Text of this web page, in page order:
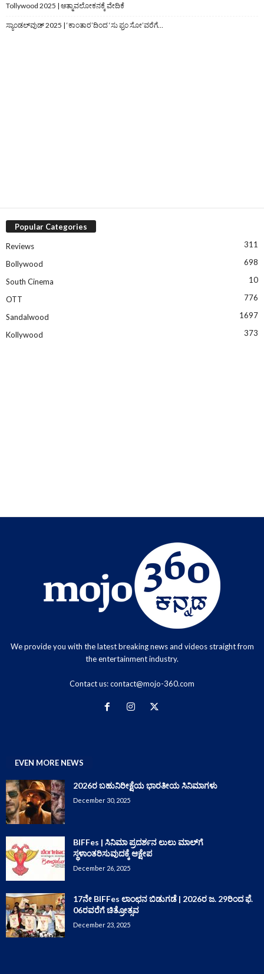
Tollywood 2025 | ಆತ್ಮಾವಲೋಕನಕ್ಕೆ ವೇದಿಕೆ
ಸ್ಯಾಂಡಲ್‌ವುಡ್‌ 2025 | ‘ಕಾಂತಾರ’ದಿಂದ ‘ಸು ಫ್ರಂ ಸೋ’ವರೆಗೆ…
Popular Categories
Reviews 311
Bollywood 698
South Cinema 10
OTT 776
Sandalwood 1697
Kollywood 373
We provide you with the latest breaking news and videos straight from
the entertainment industry.
Contact us:contact@mojo-360.com
EVEN MORE NEWS
2026ರ ಬಹುನಿರೀಕ್ಷೆಯ ಭಾರತೀಯ ಸಿನಿಮಾಗಳು
December 30, 2025
BIFFes | ಸಿನಿಮಾ ಪ್ರದರ್ಶನ ಲುಲು ಮಾಲ್‌ಗೆ
ಸ್ಥಳಾಂತರಿಸುವುದಕ್ಕೆ ಆಕ್ಷೇಪ
December 26, 2025
17ನೇ BIFFes ಲಾಂಛನ ಬಿಡುಗಡೆ | 2026ರ ಜ. 29ರಿಂದ ಫೆ.
06ರವರೆಗೆ ಚಿತ್ರೋತ್ಸವ
December 23, 2025